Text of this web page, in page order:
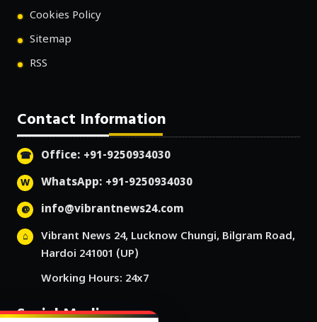
Cookies Policy
Sitemap
RSS
Contact Information
Office: +91-9250934030
WhatsApp: +91-9250934030
info@vibrantnews24.com
Vibrant News 24, Lucknow Chungi, Bilgram Road,
Hardoi 241001 (UP)
Working Hours: 24x7
Social Media